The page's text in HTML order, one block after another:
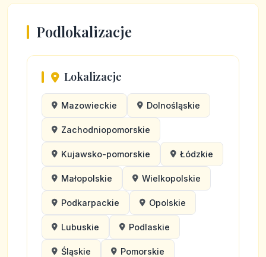
Podlokalizacje
Lokalizacje
Mazowieckie Dolnośląskie
Zachodniopomorskie
Kujawsko-pomorskie Łódzkie
Małopolskie Wielkopolskie
Podkarpackie Opolskie
Lubuskie Podlaskie
Śląskie Pomorskie